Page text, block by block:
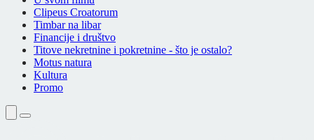
Clipeus Croatorum
Timbar na libar
Financije i društvo
Titove nekretnine i pokretnine - što je ostalo?
Motus natura
Kultura
Promo